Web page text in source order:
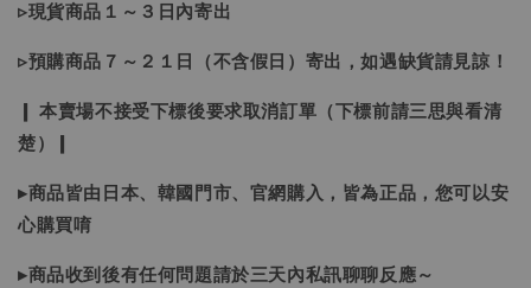
▹現貨商品１～３日內寄出
▹預購商品７～２１日（不含假日）寄出，如遇缺貨請見諒！
❙ 本賣場不接受下標後要求取消訂單（下標前請三思與看清
楚）❙
▸商品皆由日本、韓國門市、官網購入，皆為正品，您可以安
心購買唷
▸商品收到後有任何問題請於三天內私訊聊聊反應～